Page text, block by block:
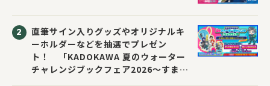
直筆サイン入りグッズやオリジナルキ
ーホルダーなどを抽選でプレゼン
ト！ 「KADOKAWA 夏のウォーター
チャレンジブックフェア2026～すまな